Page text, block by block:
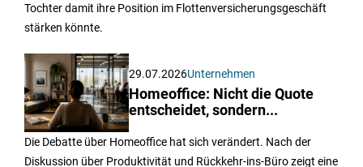
Tochter damit ihre Position im Flottenversicherungsgeschäft
stärken könnte.
29.07.2026Unternehmen
Homeoffice: Nicht die Quote
entscheidet, sondern...
Die Debatte über Homeoffice hat sich verändert. Nach der
Diskussion über Produktivität und Rückkehr-ins-Büro zeigt eine